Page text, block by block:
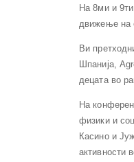
На 8ми и
движење на
Ви
Шпанија,
децата во
На
физики и
Касино и
активности